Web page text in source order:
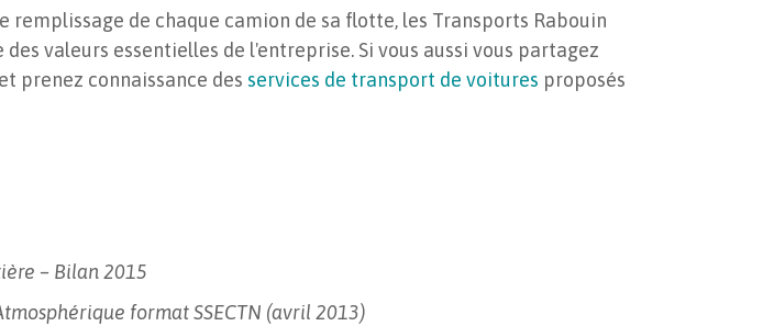
de chaque camion de sa flotte, les Transports Rabouin
valeurs essentielles de l'entreprise. Si vous aussi vous partagez
prenez connaissance des services de transport de voitures proposés
– Bilan 2015
format SSECTN (avril 2013)